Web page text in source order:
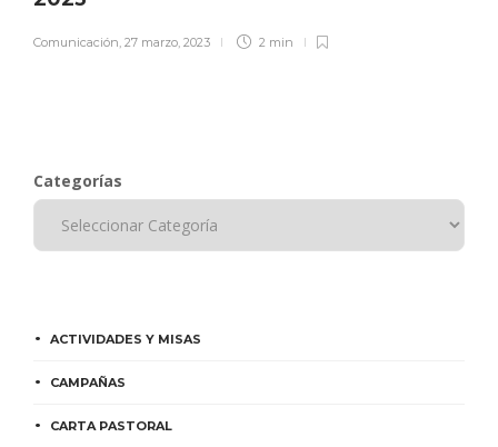
Comunicación, 27 marzo, 2023 2 min
Categorías
ACTIVIDADES Y MISAS
CAMPAÑAS
CARTA PASTORAL